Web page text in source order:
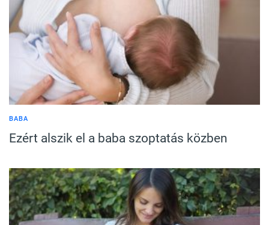
BABA
Ezért alszik el a baba szoptatás közben